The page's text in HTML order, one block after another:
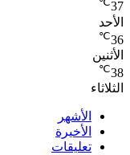
37
الأحد
36
℃
الأثنين
38
℃
الثلاثاء
الأشهر
الأخيرة
تعليقات